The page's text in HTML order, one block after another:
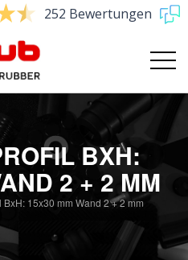
252 Bewertungen
BXH:
2 + 2 MM
BxH: 15x30 mm Wand 2 + 2 mm